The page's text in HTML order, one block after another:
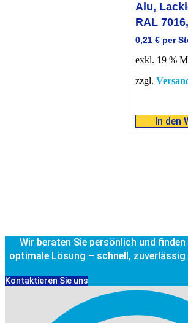
Alu,
RAL
0,21 € per
exkl. 19 %
zzgl.
In den
Wir beraten Sie persönlich und
optimale Lösung – schnell,
Kontaktieren Sie uns